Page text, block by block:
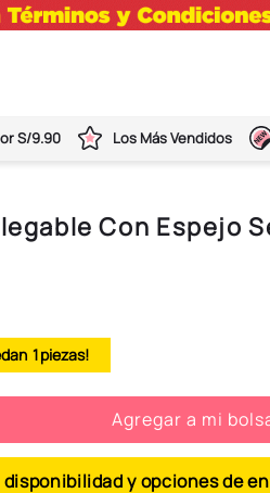
S/9.90 Los Más Vendidos
Con Espejo
1
Agregar a mi
disponibilidad y opciones de